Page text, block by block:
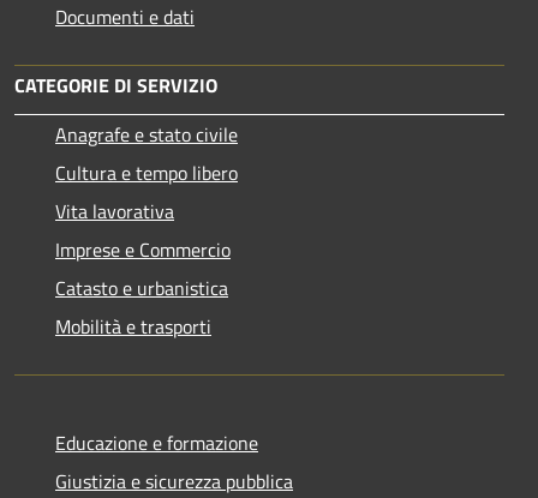
Documenti e dati
CATEGORIE DI SERVIZIO
Anagrafe e stato civile
Cultura e tempo libero
Vita lavorativa
Imprese e Commercio
Catasto e urbanistica
Mobilità e trasporti
Educazione e formazione
Giustizia e sicurezza pubblica